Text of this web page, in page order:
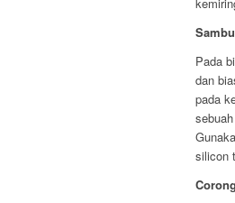
Pada
dan
pada
silicon